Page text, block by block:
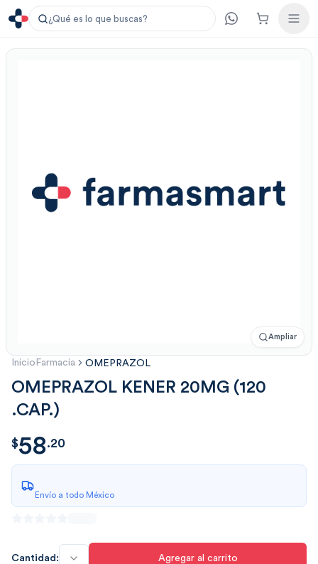
¿Qué es lo que buscas?
Ampliar
Inicio Farmacia OMEPRAZOL
OMEPRAZOL KENER 20MG (120
.CAP.)
$58.20
$58.20
Envío a todo México
Cantidad: Agregar al carrito